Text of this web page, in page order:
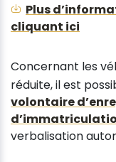
Plus
cliquant ici
Concernant les
réduite, il est
volontaire
verbalisation